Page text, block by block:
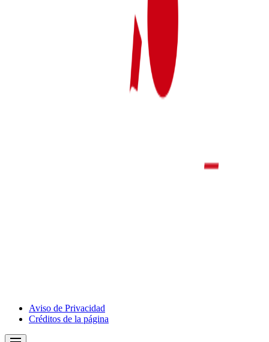
DeportivoAviso de Privacidad
Créditos de la página
Menu